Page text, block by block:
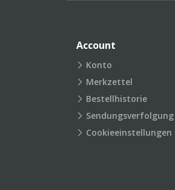
Account
Konto
Merkzettel
Bestellhistorie
Sendungsverfolgung
Cookieeinstellungen